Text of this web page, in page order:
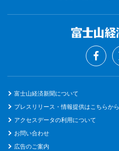
富士山経済新聞について
プレスリリース・情報提供はこちらから
アクセスデータの利用について
お問い合わせ
広告のご案内